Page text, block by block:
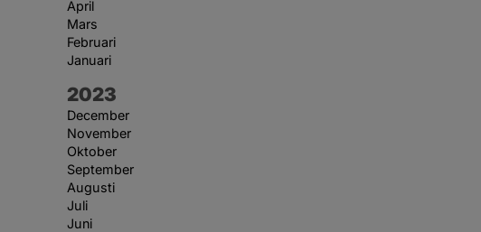
April
Mars
Februari
Januari
År:
2023
December
November
Oktober
September
Augusti
Juli
Juni